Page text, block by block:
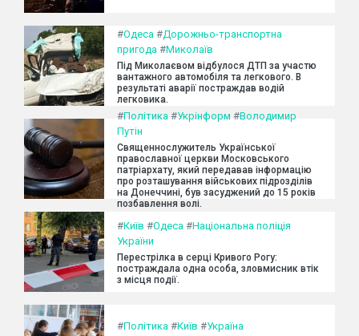
#Одеса #Дорожньо-транспортна
пригода #Миколаїв
Під Миколаєвом відбулося ДТП за участю
вантажного автомобіля та легкового. В
результаті аварії постраждав водій
легковика.
#Політика #Укрінформ #Володимир
Путін
Священнослужитель Української
православної церкви Московського
патріархату, який передавав інформацію
про розташування військових підрозділів
на Донеччині, був засуджений до 15 років
позбавлення волі.
#Київ #Одеса #Національна поліція
України
Перестрілка в серці Кривого Рогу:
постраждала одна особа, зловмисник втік
з місця події.
#Політика #Київ #Україна